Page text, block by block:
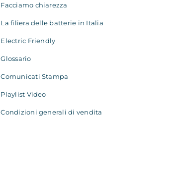
Facciamo chiarezza
La filiera delle batterie in Italia
Electric Friendly
Glossario
Comunicati Stampa
Playlist Video
Condizioni generali di vendita